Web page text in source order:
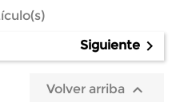
Siguiente 
Volver arriba 